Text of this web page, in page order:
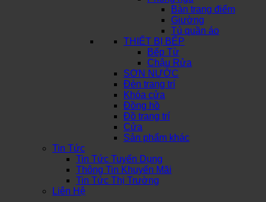
Bàn trang điểm
Giường
Tủ quần áo
THIẾT BỊ BẾP
Bếp Từ
Chậu Rửa
SƠN NƯỚC
Đèn trang trí
Khóa cửa
Đồng hồ
Đồ trang trí
Cửa
Sản phẩm khác
Tin Tức
Tin Tức Tuyển Dụng
Thông Tin Khuyến Mãi
Tin Tức Thị Trường
Liên Hệ